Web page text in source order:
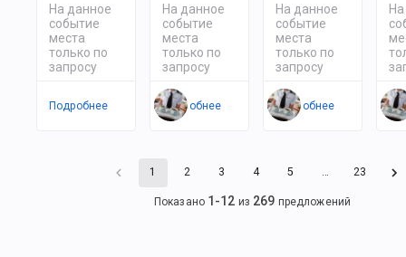
На данное
событие
места
только по
запросу
Подробнее
На данное
событие
места
только по
запросу
Подробнее
На данное
событие
места
только по
запросу
Подробнее
1 2 3 4 5 … 23
Показано 1 -12 из 269 предложений